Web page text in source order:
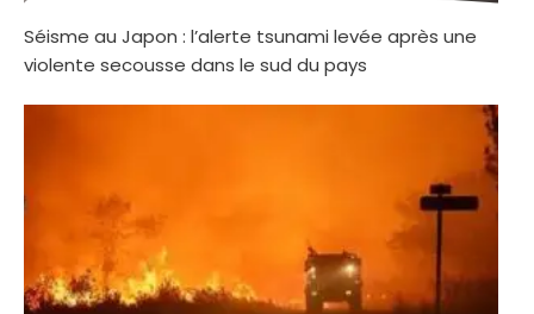
Séisme au Japon : l’alerte tsunami levée après une
violente secousse dans le sud du pays